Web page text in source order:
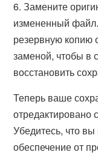
6. Замените
измененный
резервную копию
заменой, чтобы в
восстановить
Теперь ваше
отредактировано
Убедитесь, что
обеспечение от